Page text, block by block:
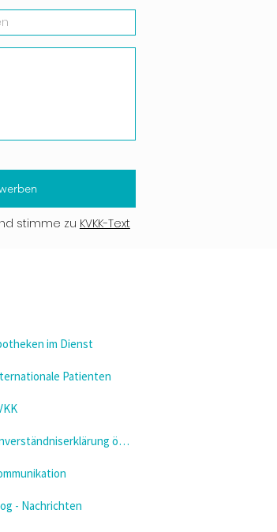
stimme zu KVKK-Text
im Dienst
Patienten
Einverständniserklärung öffnen
- Nachrichten